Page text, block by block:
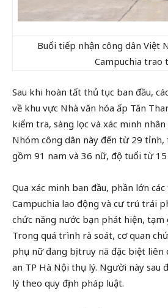
Buổi tiếp nhận công dân Việt
Campuchia trao
Sau khi hoàn tất thủ tục ban đầu,
về khu vực Nhà văn hóa ấp Tân
kiểm tra, sàng lọc và xác minh
Nhóm công dân này đến từ 29
gồm 91 nam và 36 nữ, độ tuổi từ 15
Qua xác minh ban đầu, phần lớn
Campuchia lao động và cư trú trái
chức năng nước bạn phát hiện, tạm
Trong quá trình rà soát, cơ quan
phụ nữ đang bị truy nã đặc biệt liên
an TP Hà Nội thụ lý. Người này sau
lý theo quy định pháp luật.